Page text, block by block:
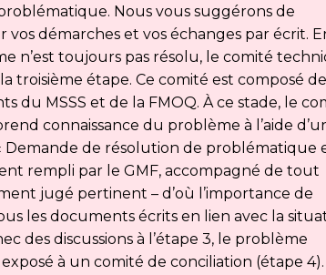
Nous vous suggérons de
démarches et vos échanges par écrit.
n’est toujours pas résolu, le comité
troisième étape. Ce comité est composé de
du MSSS et de la FMOQ. À ce stade, le
connaissance du problème à l’aide
Demande de résolution de problématique
rempli par le GMF, accompagné de tout
jugé pertinent – d’où l’importance de
les documents écrits en lien avec la
des discussions à l’étape 3, le problème
à un comité de conciliation (étape 4).